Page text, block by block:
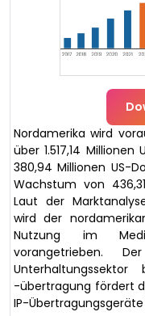
Nordamerika wird
über 1.517,14
380,94 Millionen US-
Wachstum von
Laut der
wird der
Nutzung im
vorangetrieben.
-übertragung fördert
IP-